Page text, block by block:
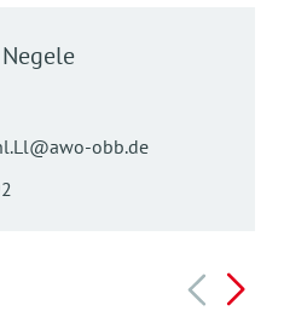
Negele
obb.de